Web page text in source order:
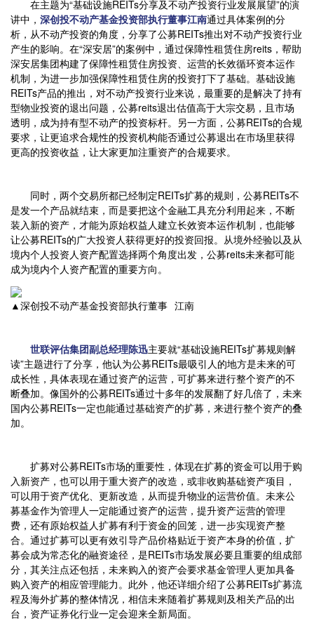
在主题为“基础设施REITs分享及不动产投资行业发展展望”的演
讲中， 深创投不动产基金投资部执行董事江南通过具体案例的分
析，从不动产投资的角度，分享了公募REITs推出对不动产投资行业
产生的影响。在“深安居”的案例中，通过保障性租赁住房reits，帮助
深安居集团构建了保障性租赁住房投资、运营的长效循环资本运作
机制，为进一步加强保障性租赁住房的投资打下了基础。基础设施
REITs产品的推出，对不动产投资行业来说，最重要的是解决了持有
型物业投资的退出问题，公募reits退出估值高于大宗交易，且市场
透明，成为持有型不动产的投资标杆。另一方面，公募REITs的合规
要求，让更追求合规性的投资机构能否通过公募退出在市场里获得
更高的投资收益，让大家更加注重资产的合规要求。
同时，两个交易所都已经制定REITs扩募的规则，公募REITs不
是发一个产品就结束，而是要把这个金融工具充分利用起来，不断
装入新的资产，才能为原始权益人建立长效资本运作机制，也能够
让公募REITs的广大投资人获得更好的投资回报。从境外经验以及从
境内个人投资人资产配置选择两个角度出发，公募reits未来都可能
成为境内个人资产配置的重要方向。
▲深创投不动产基金投资部执行董事 江南
世联评估集团副总经理陈迅主要就“基础设施REITs扩募规则解
读”主题进行了分享，他认为公募REITs最吸引人的地方是未来的可
成长性，具体表现在通过资产的运营，可扩募来进行整个资产的不
断叠加。像国外的公募REITs通过十多年的发展翻了好几倍了，未来
国内公募REITs一定也能通过基础资产的扩募，来进行整个资产的叠
加。
扩募对公募REITs市场的重要性，体现在扩募的资金可以用于购
入新资产，也可以用于重大资产的改造，或非收购基础资产项目，
可以用于资产优化、更新改造，从而提升物业的运营价值。未来公
募基金作为管理人一定能通过资产的运营，提升资产运营的管理
费，还有原始权益人扩募有利于资金的回笼，进一步实现资产整
合。通过扩募可以更有效引导产品价格贴近于资产本身的价值，扩
募会成为常态化的融资途径，是REITs市场发展必要且重要的组成部
分，其关注点还包括，未来购入的资产会要求基金管理人更加具备
购入资产的相应管理能力。此外，他还详细介绍了公募REITs扩募流
程及海外扩募的整体情况，相信未来随着扩募规则及相关产品的出
台，资产证券化行业一定会迎来全新局面。